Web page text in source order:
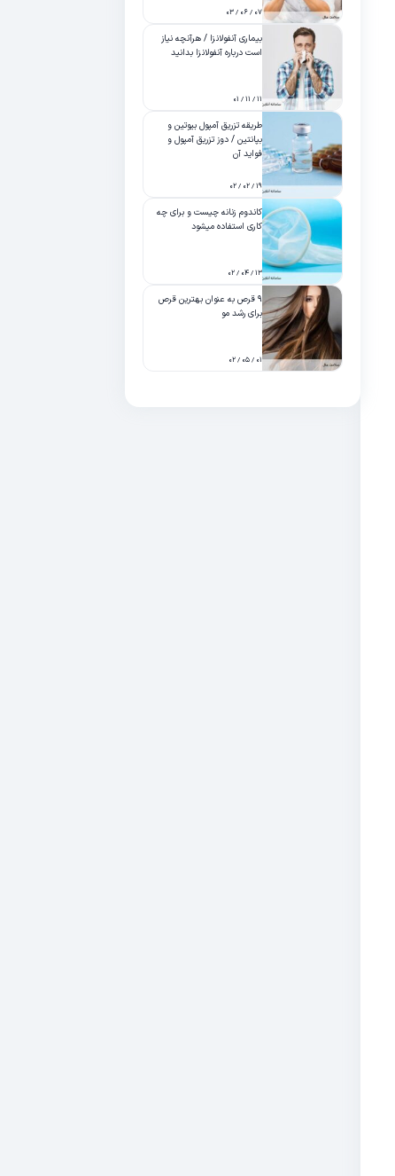
۰۷ / ۰۶ / ۰۳
بیماری آنفولانزا / هرآنچه نیاز
است درباره آنفولانزا بدانید
۱۱ / ۱۱ / ۰۱
طریقه تزریق آمپول بیوتین و
بپانتین / دوز تزریق آمپول و
فواید آن
۱۹ / ۰۲ / ۰۲
کاندوم زنانه چیست و برای چه
کاری استفاده میشود
۱۳ / ۰۴ / ۰۲
۹ قرص به عنوان بهترین قرص
برای رشد مو
۰۱ / ۰۵ / ۰۲